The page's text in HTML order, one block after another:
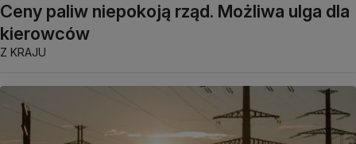
Ceny paliw niepokoją rząd. Możliwa ulga dla
kierowców
Z KRAJU